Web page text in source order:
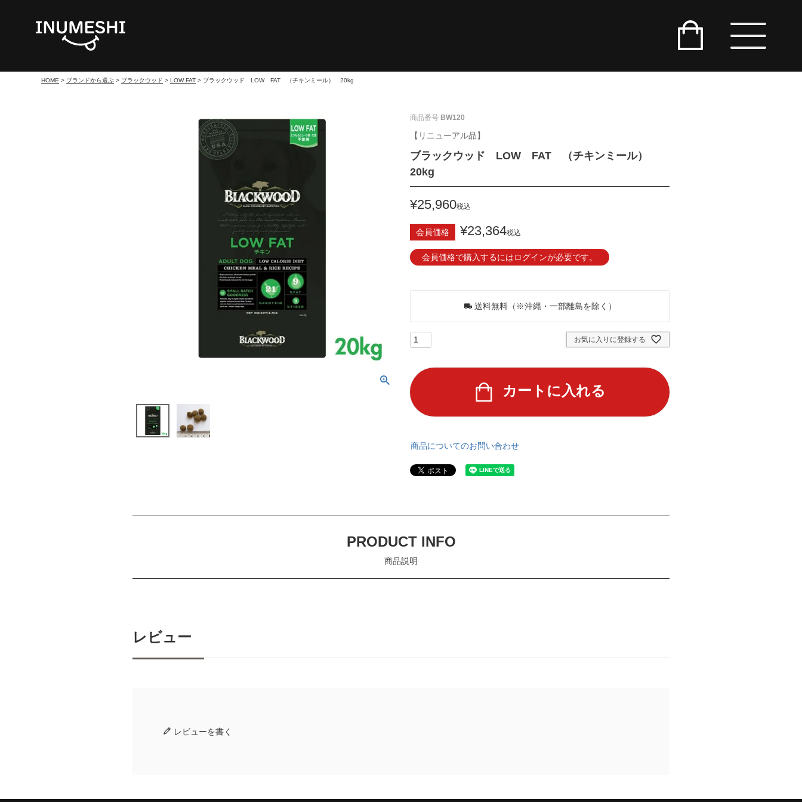
HOME ブランドから選ぶ ブラックウッド LOW FAT ブラックウッド LOW FAT （チキンミール） 20kg
商品番号 BW120
【リニューアル品】
ブラックウッド LOW FAT （チキンミール）
20kg
¥25,960税込
会員価格 ¥23,364税込
会員価格で購入するにはログインが必要です。
送料無料（※沖縄・一部離島を除く）
お気に入りに登録する
カートに入れる
商品についてのお問い合わせ
PRODUCT INFO
商品説明
レビュー
レビューを書く